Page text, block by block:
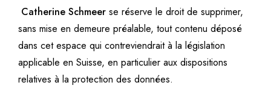
Catherine Schmeer se réserve le droit de supprimer,
sans mise en demeure préalable, tout contenu déposé
dans cet espace qui contreviendrait à la législation
applicable en Suisse, en particulier aux dispositions
relatives à la protection des données.